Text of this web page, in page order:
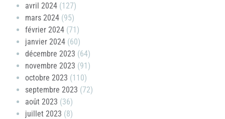
avril 2024 (127)
mars 2024 (95)
février 2024 (71)
janvier 2024 (60)
décembre 2023 (64)
novembre 2023 (91)
octobre 2023 (110)
septembre 2023 (72)
août 2023 (36)
juillet 2023 (8)